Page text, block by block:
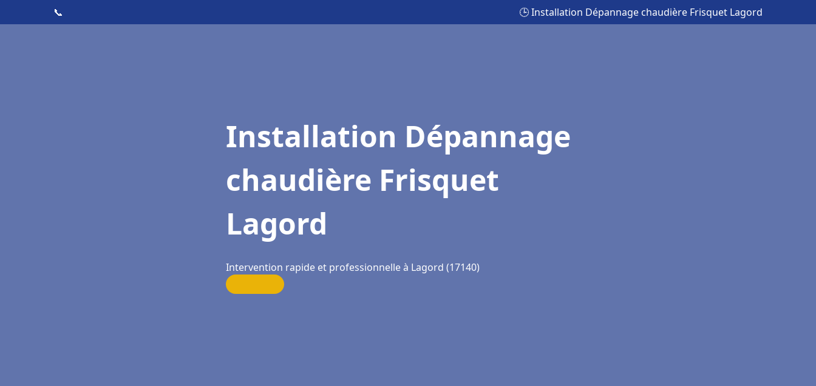
📞 🕒 Installation Dépannage chaudière Frisquet Lagord
Installation Dépannage
chaudière Frisquet
Lagord
Intervention rapide et professionnelle à Lagord (17140)